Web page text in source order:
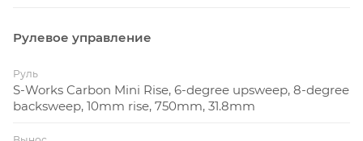
Рулевое управление
Руль
S-Works Carbon Mini Rise, 6-degree upsweep, 8-degree
backsweep, 10mm rise, 750mm, 31.8mm